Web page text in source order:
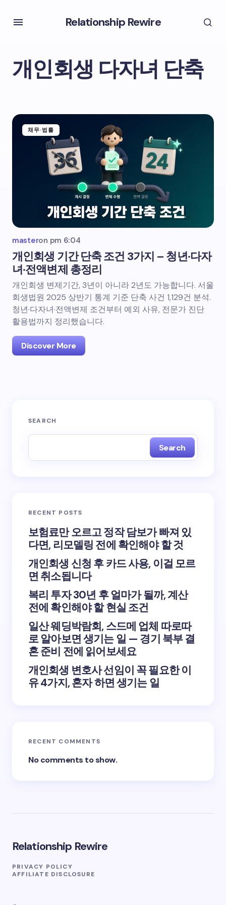
Relationship Rewire
개인회생 다자녀 단축
채무·법률
masteron pm 6:04
개인회생 기간 단축 조건 3가지 – 청년·다자
녀·전액변제 총정리
개인회생 변제기간, 3년이 아니라 2년도 가능합니다. 서울
회생법원 2025 상반기 통계 기준 단축 사건 1,129건 분석.
청년·다자녀·전액변제 조건부터 예외 사유, 전문가 진단
활용법까지 정리했습니다.
Discover More
SEARCH
Search
RECENT POSTS
보험료만 오르고 정작 담보가 빠져 있
다면, 리모델링 전에 확인해야 할 것
개인회생 신청 후 카드 사용, 이걸 모르
면 취소됩니다
복리 투자 30년 후 얼마가 될까, 계산
전에 확인해야 할 현실 조건
일산 웨딩박람회, 스드메 업체 따로따
로 알아보면 생기는 일 — 경기 북부 결
혼 준비 전에 읽어보세요
개인회생 변호사 선임이 꼭 필요한 이
유 4가지, 혼자 하면 생기는 일
RECENT COMMENTS
No comments to show.
Relationship Rewire
PRIVACY POLICY
AFFILIATE DISCLOSURE